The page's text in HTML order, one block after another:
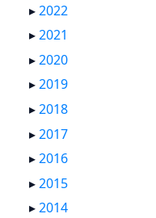
▸2022
▸2021
▸2020
▸2019
▸2018
▸2017
▸2016
▸2015
▸2014